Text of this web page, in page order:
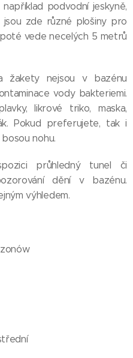
podvodní jeskyně,
jsou zde různé plošiny pro
vede necelých 5 metrů
žakety nejsou v bazénu
vody bakteriemi.
likrové triko, maska,
Pokud preferujete, tak i
nohu.
průhledný tunel či
dění v bazénu.
výhledem.